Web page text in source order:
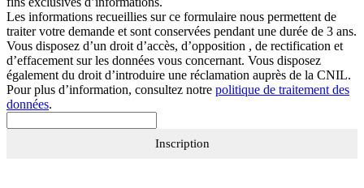
Les informations recueillies sur ce formulaire nous permettent de
traiter votre demande et sont conservées pendant une durée de 3 ans.
Vous disposez d’un droit d’accès, d’opposition , de rectification et
d’effacement sur les données vous concernant. Vous disposez
également du droit d’introduire une réclamation auprès de la CNIL.
Pour plus d’information, consultez notre politique de traitement des
données.
Inscription